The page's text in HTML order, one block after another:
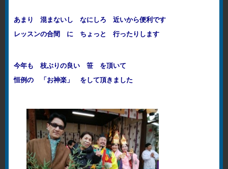
あまり 混まないし なにしろ 近いから便利です
レッスンの合間 に ちょっと 行ったりします
今年も 枝ぶりの良い 笹 を頂いて
恒例の 「お神楽」 をして頂きました